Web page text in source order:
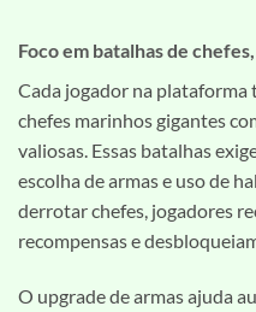
Foco em batalhas de
Cada jogador na
chefes marinhos gigantes
valiosas. Essas batalhas
escolha de armas e uso de
derrotar chefes, jogadores
recompensas e
O upgrade de armas ajuda